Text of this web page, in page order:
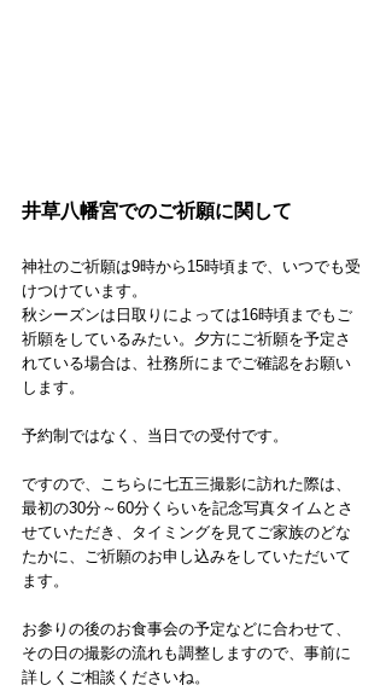
井草八幡宮でのご祈願に関して
神社のご祈願は9時から15時頃まで、いつでも受
けつけています。
秋シーズンは日取りによっては16時頃までもご
祈願をしているみたい。夕方にご祈願を予定さ
れている場合は、社務所にまでご確認をお願い
します。
予約制ではなく、当日での受付です。
ですので、こちらに七五三撮影に訪れた際は、
最初の30分～60分くらいを記念写真タイムとさ
せていただき、タイミングを見てご家族のどな
たかに、ご祈願のお申し込みをしていただいて
ます。
お参りの後のお食事会の予定などに合わせて、
その日の撮影の流れも調整しますので、事前に
詳しくご相談くださいね。